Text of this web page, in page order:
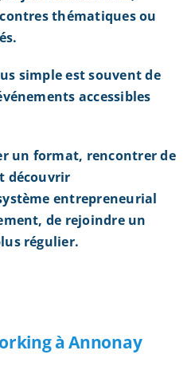
thématiques ou
simple est souvent de
accessibles
un format, rencontrer de
découvrir
entrepreneurial
de rejoindre un
régulier.
à Annonay